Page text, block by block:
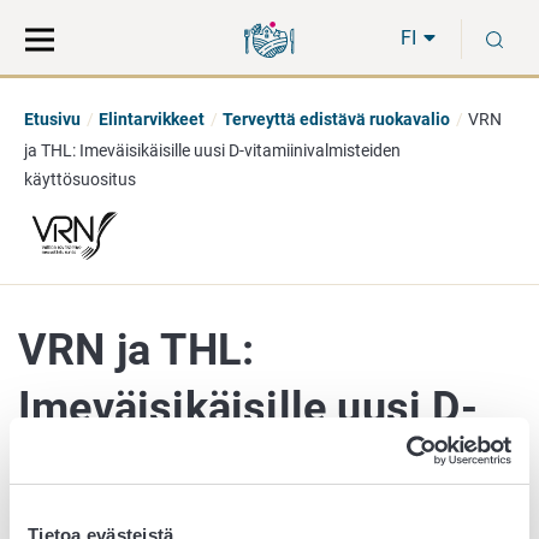
Tietoa evästeistä
suoraan
sisältöön
koko
sivuston
FI
Etusivu Elintarvikkeet Terveyttä edistävä ruokavalio
VRN
ja THL: Imeväisikäisille uusi D-vitamiinivalmisteiden
käyttösuositus
VRN ja THL:
Imeväisikäisille uusi D-
vitamiinivalmisteiden
käyttösuositus